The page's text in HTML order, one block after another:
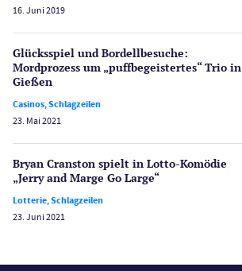
Spielerschutz
Sport
Wetten
Wirtschaft
Spielautomaten
Casino Testberichte
Bonus Ohne Einzahlung
Slot Freispiele
16. Juni 2019
Glücksspiel und Bordellbesuche:
Mordprozess um „puff­begeistertes“ Trio in
Gießen
Casinos,Schlagzeilen
23. Mai 2021
Bryan Cranston spielt in Lotto-Komödie
„Jerry and Marge Go Large“
Lotterie,Schlagzeilen
23. Juni 2021